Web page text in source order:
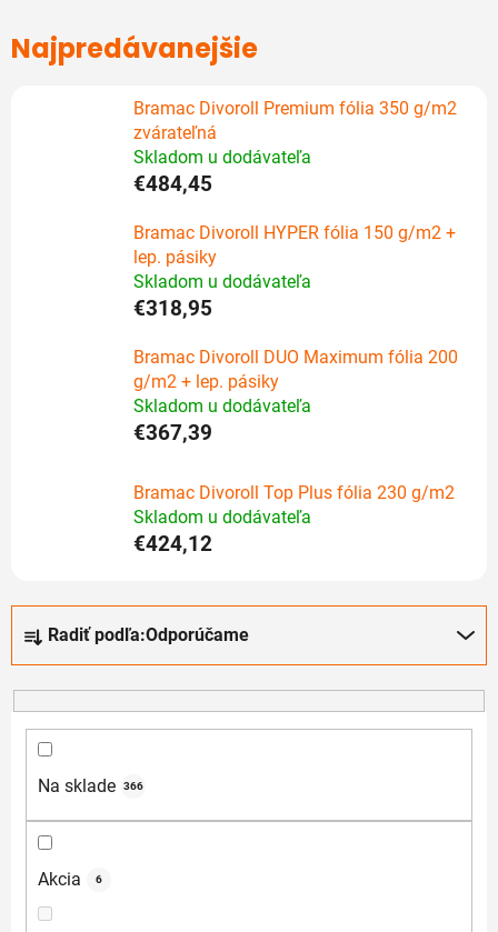
Najpredávanejšie
Bramac Divoroll Premium fólia 350 g/m2
zvárateľná
Skladom u dodávateľa
€484,45
Bramac Divoroll HYPER fólia 150 g/m2 +
lep. pásiky
Skladom u dodávateľa
€318,95
Bramac Divoroll DUO Maximum fólia 200
g/m2 + lep. pásiky
Skladom u dodávateľa
€367,39
Bramac Divoroll Top Plus fólia 230 g/m2
Skladom u dodávateľa
€424,12
R
a
d
e
n
p
Radiť podľa:Odporúčame
Na sklade 366
Akcia 6